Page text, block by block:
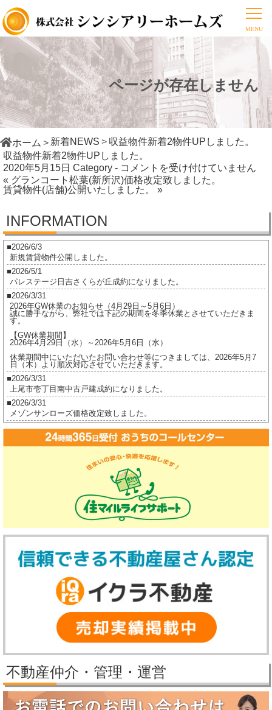
ページが存在しません
ホーム 新着NEWS
収益物件新着2物件UPしました。
収益物件新着2物件UPしました。
2020年5月15日 Category - 収
益
物
着
件
し
し
た。
は
コメントを受け付けていません
« グランコート松葉(新所沢)価格改定致しました。
賃貸物件(店舗)公開いたしました。 »
INFORMATION
2026/6/3
新規賃貸物件公開しました。
2026/5/1
パレステージ日吉さくらが丘成約になりました。
2026/3/31
2026年GW休業のお知らせ（4月29日～5月6日）
誠に勝手ながら、弊社では下記の期間を冬季休業とさせていただきま
す。
【GW休業期間】
2026年4月29日（水）～2026年5月6日（水）
休業期間中にいただいたお問い合わせ等につきましては、2026年5月7
日（木）より順次対応させていただきます。
2026/3/31
上尾市壱丁目南中古戸建成約になりました。
2026/3/31
メゾンサンローズ価格改定致しました。
2026/3/16
ジオ茅ヶ崎フレシアご成約になりました。
ジオ茅ヶ崎フレシア価格改定しました。
プレイスヴィラ喜多見成約になりました。
賃貸物件公開しました。
2025年冬季休業のお知らせ（12月27日～1月5日）
す。
【冬季休業期間】
休業期間中にいただいたお問い合わせ等につきましては、2026年1月6
日（火）より順次対応させていただきます。
パレステージ日吉さくらが丘価格改定しました。
新規物件公開しました。
2025/9/29
パレステージ日吉さくらが丘価格改定しました。
2025/9/5
賃貸物件公開しました。
2025/8/5
不動産仲介・管理・運営